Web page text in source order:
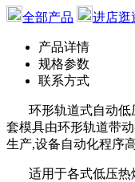
全部产品 进店逛
产品详情
规格参数
联系方式
环形轨道式自动低
套模具由环形轨道带
生产,设备自动化程序
适用于各式低压